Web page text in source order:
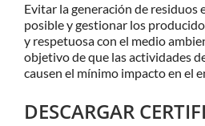
Evitar la generación de residuos
posible y gestionar los
y respetuosa con el medio
objetivo de que las actividades
causen el mínimo impacto en el
DESCARGAR